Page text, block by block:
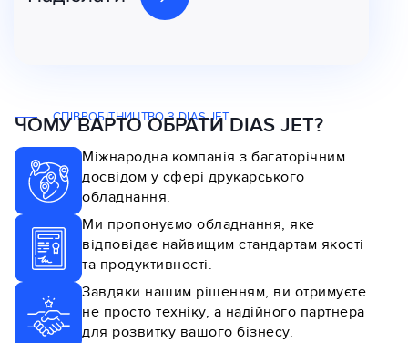
СПІВРОБІТНИЦТВО З DIAS JET
ЧОМУ ВАРТО ОБРАТИ DIAS JET?
Міжнародна компанія з багаторічним
досвідом у сфері друкарського
обладнання.
Ми пропонуємо обладнання, яке
відповідає найвищим стандартам якості
та продуктивності.
Завдяки нашим рішенням, ви отримуєте
не просто техніку, а надійного партнера
для розвитку вашого бізнесу.